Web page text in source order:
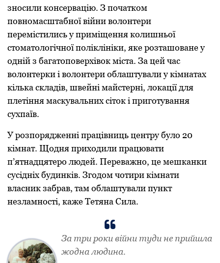
зносили консервацію. З початком
повномасштабної війни волонтери
перемістились у приміщення колишньої
стоматологічної поліклініки, яке розташоване у
одній з багатоповерхівок міста. За цей час
волонтерки і волонтери облаштували у кімнатах
кілька складів, швейні майстерні, локації для
плетіння маскувальних сіток і приготування
сухпаїв.
У розпорядженні працівниць центру було 20
кімнат. Щодня приходили працювати
п’ятнадцятеро людей. Переважно, це мешканки
сусідніх будинків. Згодом чотири кімнати
власник забрав, там облаштували пункт
незламності, каже Тетяна Сила.
За три роки війни туди не прийшла
жодна людина.